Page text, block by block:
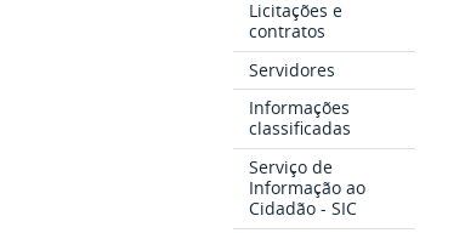
Licitações e
contratos
Servidores
Informações
classificadas
Serviço de
Informação ao
Cidadão - SIC